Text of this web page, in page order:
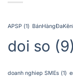
APSP (1)
doi so (9)
doanh nghiep SMEs (1)